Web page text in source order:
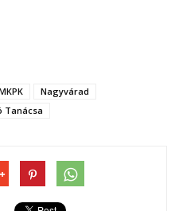
Nagyvárad
Tanácsa